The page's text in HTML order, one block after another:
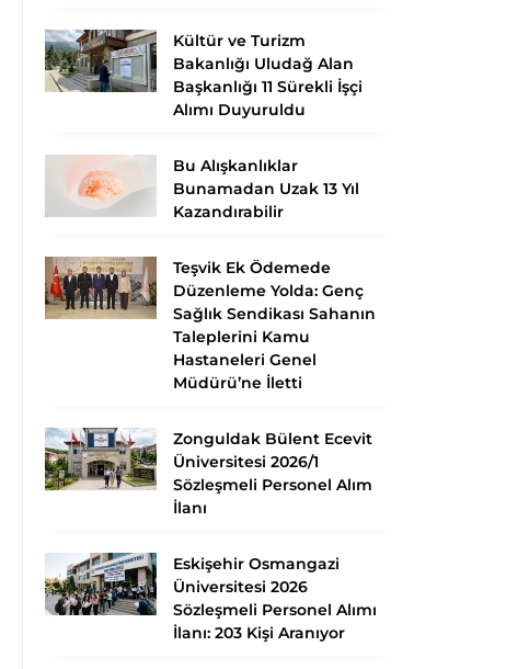
Kültür ve Turizm
Bakanlığı Uludağ Alan
Başkanlığı 11 Sürekli İşçi
Alımı Duyuruldu
Bu Alışkanlıklar
Bunamadan Uzak 13 Yıl
Kazandırabilir
Teşvik Ek Ödemede
Düzenleme Yolda: Genç
Sağlık Sendikası Sahanın
Taleplerini Kamu
Hastaneleri Genel
Müdürü’ne İletti
Zonguldak Bülent Ecevit
Üniversitesi 2026/1
Sözleşmeli Personel Alım
İlanı
Eskişehir Osmangazi
Üniversitesi 2026
Sözleşmeli Personel Alımı
İlanı: 203 Kişi Aranıyor